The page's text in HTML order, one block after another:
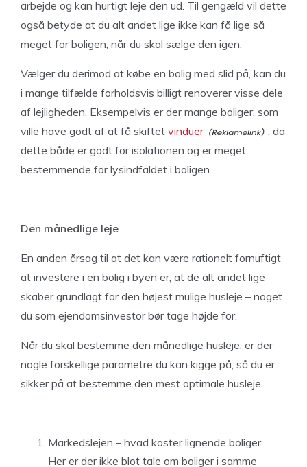
arbejde og kan hurtigt leje den ud. Til gengæld vil dette
også betyde at du alt andet lige ikke kan få lige så
meget for boligen, når du skal sælge den igen.
Vælger du derimod at købe en bolig med slid på, kan du
i mange tilfælde forholdsvis billigt renoverer visse dele
af lejligheden. Eksempelvis er der mange boliger, som
ville have godt af at få skiftet vinduer
, da
dette både er godt for isolationen og er meget
bestemmende for lysindfaldet i boligen.
Den månedlige leje
En anden årsag til at det kan være rationelt fornuftigt
at investere i en bolig i byen er, at de alt andet lige
skaber grundlagt for den højest mulige husleje – noget
du som ejendomsinvestor bør tage højde for.
Når du skal bestemme den månedlige husleje, er der
nogle forskellige parametre du kan kigge på, så du er
sikker på at bestemme den mest optimale husleje.
Markedslejen – hvad koster lignende boliger
Her er der ikke blot tale om boliger i samme